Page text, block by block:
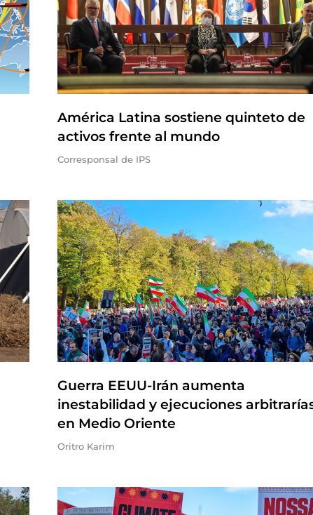
América Latina sostiene quinteto de
activos frente al mundo
Corresponsal de IPS
Guerra EEUU-Irán aumenta
inestabilidad y ejecuciones
en Medio Oriente
Oritro Karim